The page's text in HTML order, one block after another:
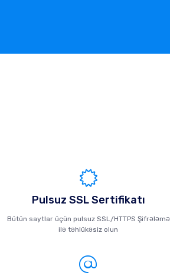
Pulsuz SSL Sertifikatı
Bütün saytlar üçün pulsuz SSL/HTTPS Şifrələmə
ilə təhlükəsiz olun